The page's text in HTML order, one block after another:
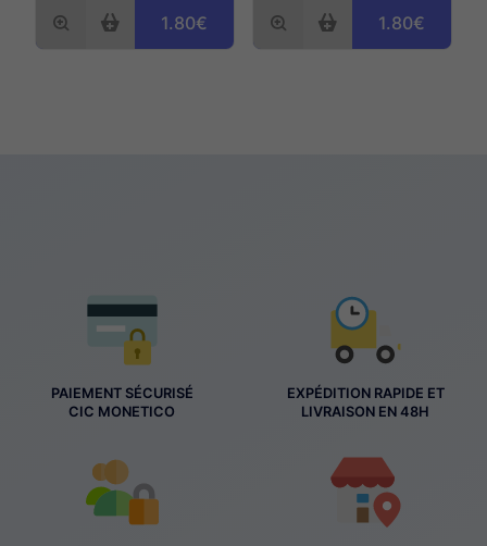
1.80€ 1.80€
PAIEMENT SÉCURISÉ
CIC MONETICO
EXPÉDITION RAPIDE ET
LIVRAISON EN 48H